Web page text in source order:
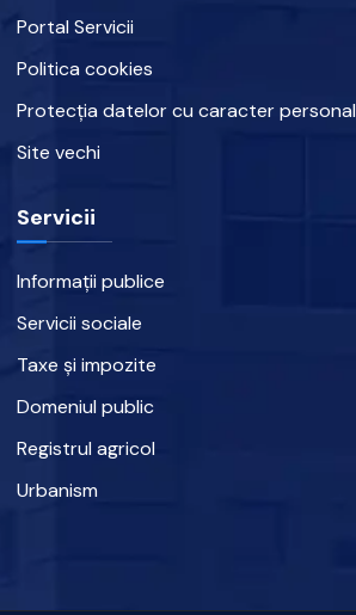
Portal Servicii
Politica cookies
Protecția datelor cu caracter personal
Site vechi
Servicii
Informații publice
Servicii sociale
Taxe și impozite
Domeniul public
Registrul agricol
Urbanism